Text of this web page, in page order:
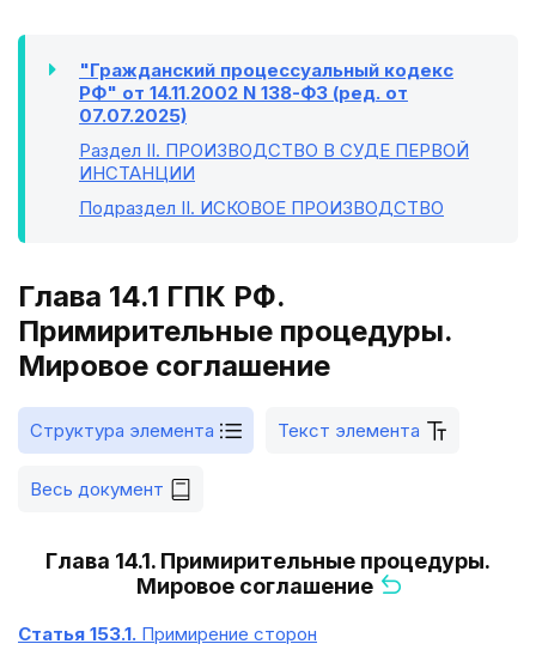
"Гражданский процессуальный кодекс
РФ" от 14.11.2002 N 138-ФЗ (ред. от
07.07.2025)
Раздел II. ПРОИЗВОДСТВО В СУДЕ ПЕРВОЙ
ИНСТАНЦИИ
Подраздел II. ИСКОВОЕ ПРОИЗВОДСТВО
Глава 14.1 ГПК РФ.
Примирительные процедуры.
Мировое соглашение
Структура элемента Текст элемента
Весь документ
Глава 14.1. Примирительные процедуры.
Мировое соглашение
Статья 153.1. Примирение сторон